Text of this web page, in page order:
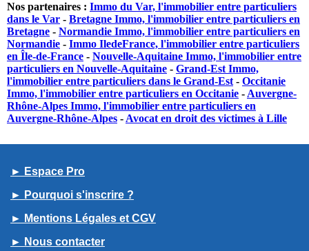
Nos partenaires : Immo du Var, l'immobilier entre particuliers
dans le Var - Bretagne Immo, l'immobilier entre particuliers en
Bretagne - Normandie Immo, l'immobilier entre particuliers en
Normandie - Immo IledeFrance, l'immobilier entre particuliers
en Île-de-France - Nouvelle-Aquitaine Immo, l'immobilier entre
particuliers en Nouvelle-Aquitaine - Grand-Est Immo,
l'immobilier entre particuliers dans le Grand-Est - Occitanie
Immo, l'immobilier entre particuliers en Occitanie - Auvergne-
Rhône-Alpes Immo, l'immobilier entre particuliers en
Auvergne-Rhône-Alpes - Avocat en droit des victimes à Lille
► Espace Pro
► Pourquoi s'inscrire ?
► Mentions Légales et CGV
► Nous contacter